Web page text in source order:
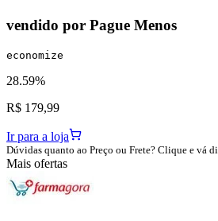
vendido por Pague Menos
economize
28.59%
R$ 179,99
Ir para a loja
Dúvidas quanto ao Preço ou Frete? Clique e vá
Mais ofertas